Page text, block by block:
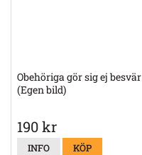
Obehöriga gör sig ej besvär
(Egen bild)
190 kr
INFO KÖP